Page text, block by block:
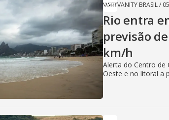
VANITY BRASIL/
Rio entra
previsão
km/h
Alerta do Centro de
Oeste e no litoral a